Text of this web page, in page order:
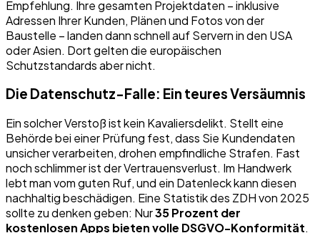
Empfehlung. Ihre gesamten Projektdaten – inklusive
Adressen Ihrer Kunden, Plänen und Fotos von der
Baustelle – landen dann schnell auf Servern in den USA
oder Asien. Dort gelten die europäischen
Schutzstandards aber nicht.
Die Datenschutz-Falle: Ein teures Versäumnis
Ein solcher Verstoß ist kein Kavaliersdelikt. Stellt eine
Behörde bei einer Prüfung fest, dass Sie Kundendaten
unsicher verarbeiten, drohen empfindliche Strafen. Fast
noch schlimmer ist der Vertrauensverlust. Im Handwerk
lebt man vom guten Ruf, und ein Datenleck kann diesen
nachhaltig beschädigen. Eine Statistik des ZDH von 2025
sollte zu denken geben: Nur35 Prozent der
kostenlosen Apps bieten volle DSGVO-Konformität.